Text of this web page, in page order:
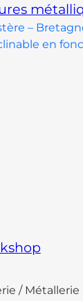
–
en
/ Métallerie